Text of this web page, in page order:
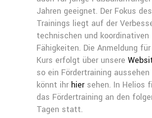
Jahren geeignet. Der Fokus des
Trainings liegt auf der
technischen und koordinativen
Fähigkeiten. Die Anmeldung
Kurs erfolgt über unsere
so ein Fördertraining aussehen
könnt ihr hier sehen. In Helios
das Fördertraining an den
Tagen statt.